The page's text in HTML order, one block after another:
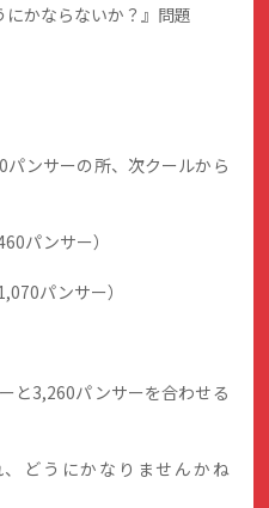
にかならないか？』問題
ンサーの所、次クールから
パンサー）
パンサー）
と3,260パンサーを合わせる
どうにかなりませんかね